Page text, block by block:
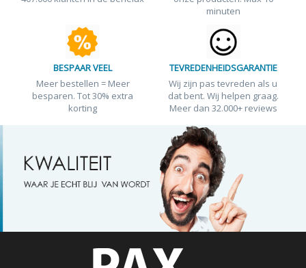
minuten
BESPAAR VEEL
Meer bestellen = Meer
besparen. Tot 30% extra
korting
TEVREDENHEIDSGARANTIE
Wij zijn pas tevreden als u
dat bent. Wij helpen graag.
Meer dan 32.000+ reviews